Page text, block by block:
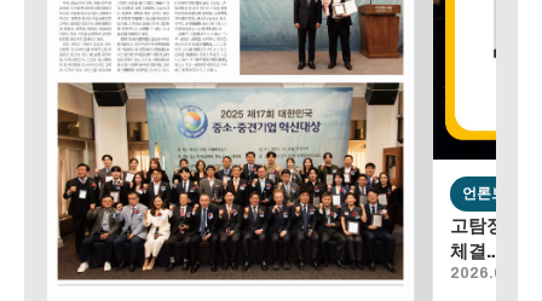
언론보도
고탐정사
체결…조사
2026.02.18